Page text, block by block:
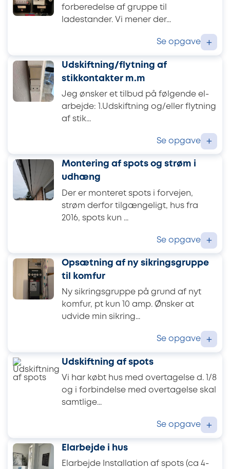
forberedelse af gruppe til
ladestander. Vi mener der...
Se opgave +
Udskiftning/flytning af
stikkontakter m.m
Jeg ønsker et tilbud på følgende el-
arbejde: 1.Udskiftning og/eller flytning
af stik...
Se opgave +
Montering af spots og strøm i
udhæng
Der er monteret spots i forvejen,
strøm derfor tilgængeligt, hus fra
2016, spots kun ...
Se opgave +
Opsætning af ny sikringsgruppe
til komfur
Ny sikringsgruppe på grund af nyt
komfur, pt kun 10 amp. Ønsker at
udvide min sikring...
Se opgave +
Udskiftning af spots
Vi har købt hus med overtagelse d. 1/8
og i forbindelse med overtagelse skal
samtlige...
Se opgave +
Elarbejde i hus
Elarbejde Installation af spots (ca 4-